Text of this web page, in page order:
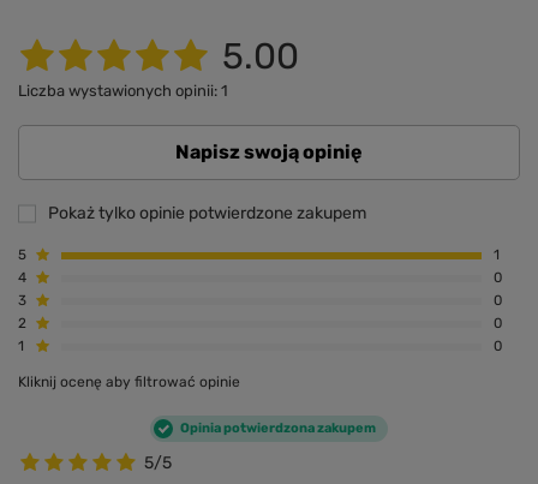
5.00
Liczba wystawionych opinii: 1
Napisz swoją opinię
Pokaż tylko opinie potwierdzone zakupem
5
1
4
0
3
0
2
0
1
0
Kliknij ocenę aby filtrować opinie
5/5
Opinia potwierdzona zakupem